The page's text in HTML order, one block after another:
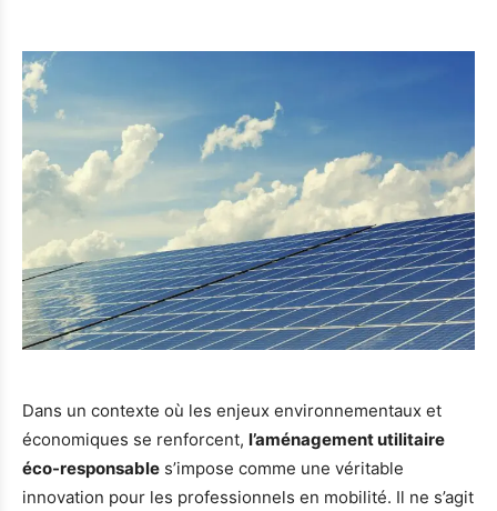
Dans un contexte où les enjeux environnementaux et
économiques se renforcent, l’aménagement utilitaire
éco-responsable s’impose comme une véritable
innovation pour les professionnels en mobilité. Il ne s’agit